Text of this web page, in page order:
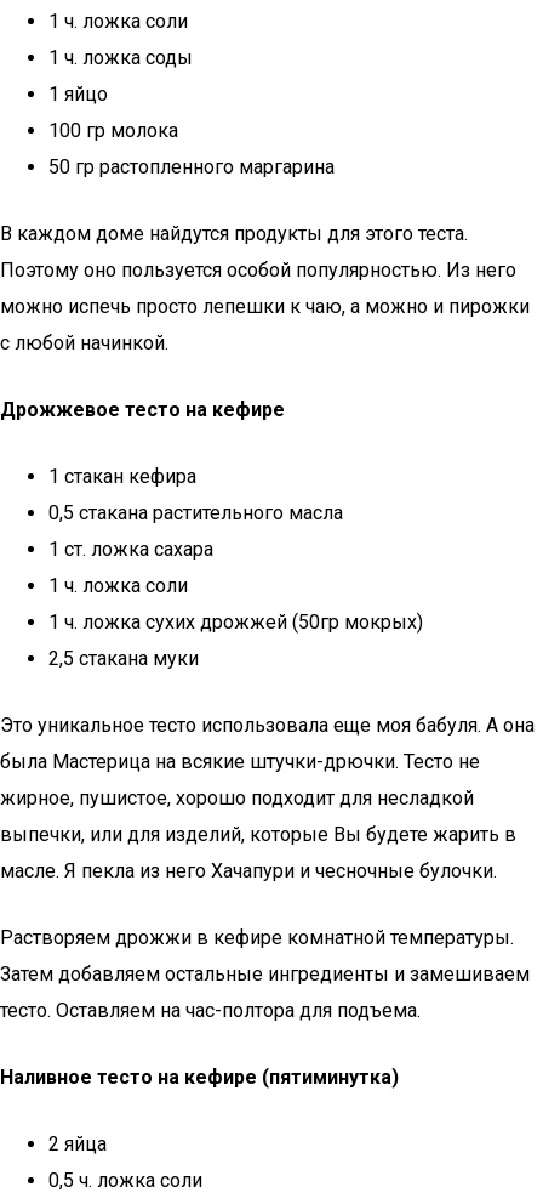
1 ч. ложка соли
1 ч. ложка соды
1 яйцo
100 гр молока
50 гр растопленного маргарина
В каждом доме найдутся продукты для этого теста.
Поэтому оно пользуется особой популярностью. Из него
можно испечь просто лепешки к чаю, а можно и пирожки
с любой начинкой.
Дрожжевое тесто на кефире
1 стакан кефира
0,5 стакана растительного масла
1 ст. ложка сахара
1 ч. ложка соли
1 ч. ложка сухих дрожжей (50гр мокрых)
2,5 стакана муки
Это уникальное тесто использовала еще моя бабуля. А она
была Мастерица на всякие штучки-дрючки. Тесто не
жирное, пушистое, хорошо подходит для несладкой
выпечки, или для изделий, которые Вы будете жарить в
масле. Я пекла из него Хачапури и чесночные булочки.
Растворяем дрожжи в кефире комнатной температуры.
Затем добавляем остальные ингредиенты и замешиваем
тесто. Оставляем на час-полтора для подъема.
Наливное тесто на кефире (пятиминутка)
2 яйца
0,5 ч. ложка соли